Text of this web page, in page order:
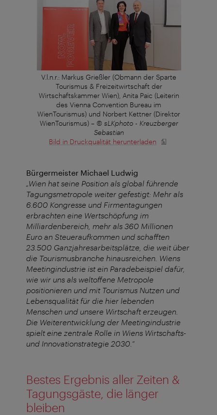
V.l.n.r.: Markus Grießler (Obmann der Sparte
Tourismus & Freizeitwirtschaft der
Wirtschaftskammer Wien), Anita Paic (Leiterin
des Vienna Convention Bureau im
WienTourismus) und Norbert Kettner (Direktor
WienTourismus)– © sLKphoto - Kreuzberger
Sebastian
Bild in Druckqualität herunterladen
Bürgermeister Michael Ludwig
„Wien hat seine Position als global führende
Tagungsmetropole weiter gefestigt: Mehr als
6.600 Kongresse und Firmentagungen
erbrachten eine Wertschöpfung im
Milliardenbereich, mehr als 360 Millionen
Euro an Steueraufkommen und schafften
23.500 Ganzjahresarbeitsplätze, die weit über
die Tourismusbranche hinausreichen. Wiens
Meetingindustrie ist ein Paradebeispiel dafür,
wie wir uns als weltoffene Metropole
positionieren und mit Tourismus Nutzen und
Lebensqualität für die hier lebenden
Menschen und unsere Wirtschaft erzeugen.
Die Weiterentwicklung der Meetingindustrie
spielt eine zentrale Rolle in Wiens Wirtschafts-
und Innovationstrategie 2030.“
Bestes Ergebnis aller Zeiten &
Tagungsgäste, die länger
bleiben